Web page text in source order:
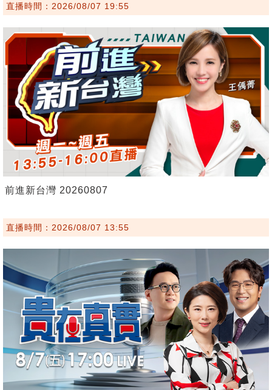
直播時間：2026/08/07 19:55
前進新台灣 20260807
直播時間：2026/08/07 13:55